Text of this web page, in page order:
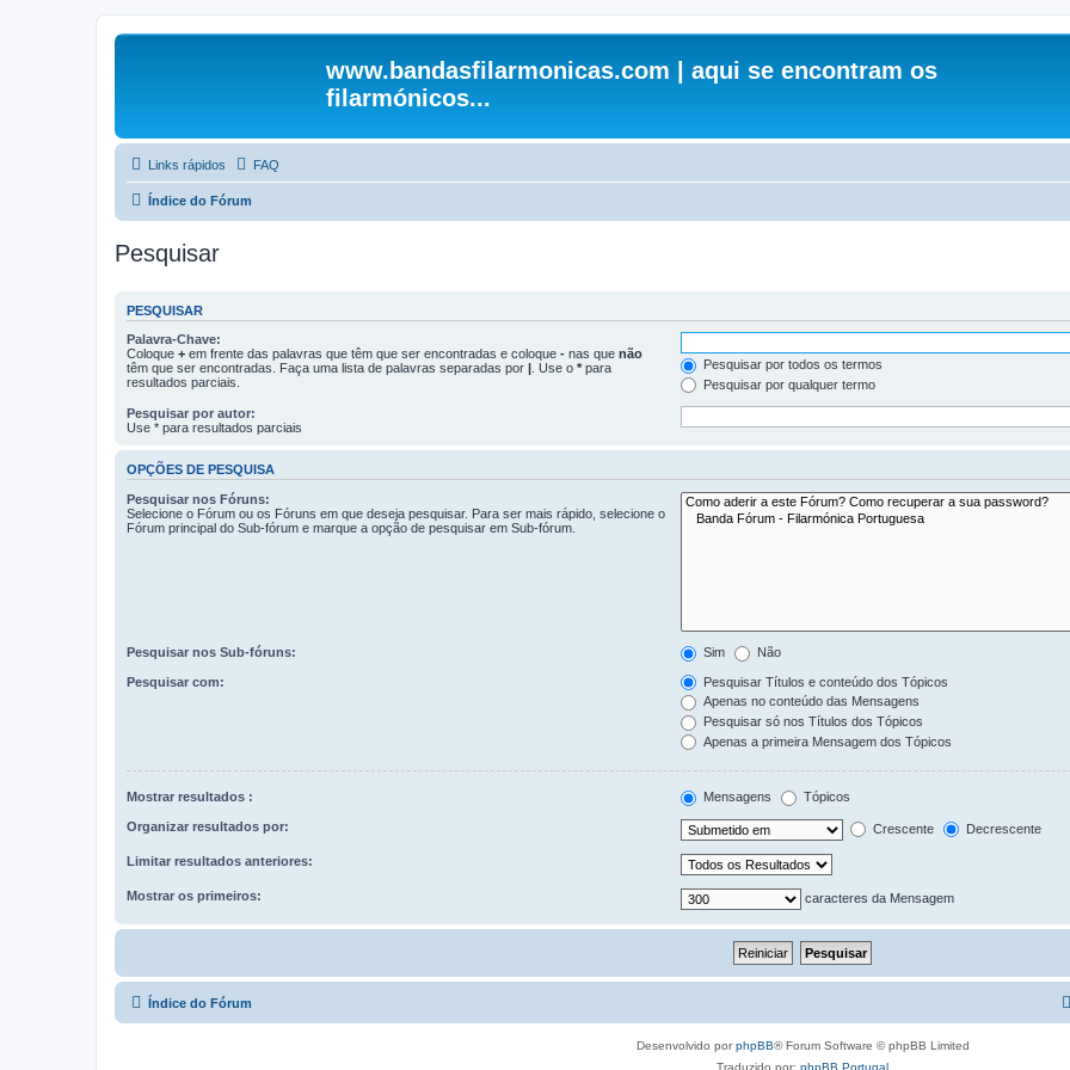
www.bandasfilarmonicas.com | aqui se encontram os
filarmónicos...
Links rápidos FAQ
Índice do Fórum
Pesquisar
PESQUISAR
Palavra-Chave:
Coloque + em frente das palavras que têm que ser encontradas e coloque - nas que não
têm que ser encontradas. Faça uma lista de palavras separadas por | . Use o * para
resultados parciais.
Pesquisar por todos os termos
Pesquisar por qualquer termo
Pesquisar por autor:
Use * para resultados parciais
OPÇÕES DE PESQUISA
Pesquisar nos Fóruns:
Selecione o Fórum ou os Fóruns em que deseja pesquisar. Para ser mais rápido, selecione o
Fórum principal do Sub-fórum e marque a opção de pesquisar em Sub-fórum.
Pesquisar nos Sub-fóruns: Sim Não
Pesquisar com:
Pesquisar Títulos e conteúdo dos Tópicos
Apenas no conteúdo das Mensagens
Pesquisar só nos Títulos dos Tópicos
Apenas a primeira Mensagem dos Tópicos
Mostrar resultados : Mensagens Tópicos
Organizar resultados por: Crescente Decrescente
Limitar resultados anteriores:
Mostrar os primeiros: caracteres da Mensagem
Índice do Fórum
Desenvolvido porphpBB® Forum Software © phpBB Limited
Traduzido por: phpBB Portugal